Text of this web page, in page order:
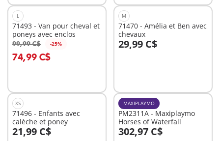
L
71493 - Van pour cheval et
poneys avec enclos
99,99 C$ -25%
74,99 C$
Au panier
M
71470 - Amélia et Ben avec
chevaux
29,99 C$
Au panier
XS
71496 - Enfants avec
calèche et poney
21,99 C$
Au panier
MAXIPLAYMO
PM2311A - Maxiplaymo
Horses of Waterfall
302,97 C$
Au panier